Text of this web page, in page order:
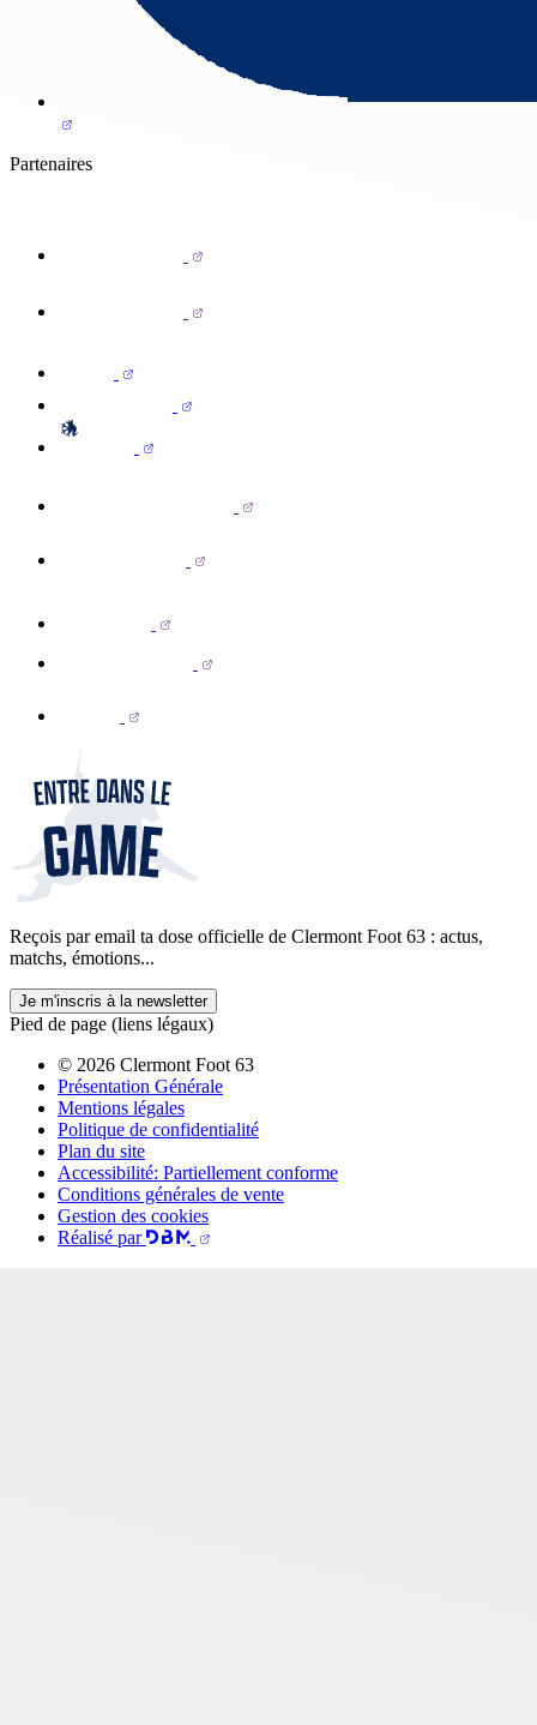
Partenaires
Reçois par email ta dose officielle de Clermont Foot 63 : actus,
matchs, émotions...
Je m'inscris à la newsletter
Pied de page (liens légaux)
© 2026 Clermont Foot 63
Présentation Générale
Mentions légales
Politique de confidentialité
Plan du site
Accessibilité: Partiellement conforme
Conditions générales de vente
Gestion des cookies
Réalisé par